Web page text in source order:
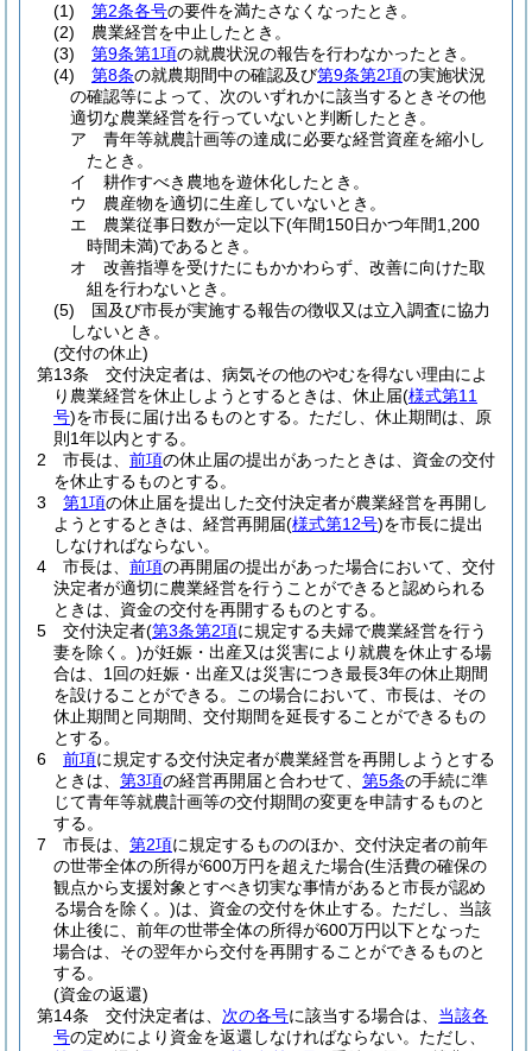
(1)
第2条各号の要件を満たさなくなったとき。
(2)
農業経営を中止したとき。
(3)
第9条第1項の就農状況の報告を行わなかったとき。
(4)
第8条の就農期間中の確認及び第9条第2項の実施状況
の確認等によって、次のいずれかに該当するときその他
適切な農業経営を行っていないと判断したとき。
ア
青年等就農計画等の達成に必要な経営資産を縮小し
たとき。
イ
耕作すべき農地を遊休化したとき。
ウ
農産物を適切に生産していないとき。
エ
農業従事日数が一定以下(年間150日かつ年間1,200
時間未満)であるとき。
オ
改善指導を受けたにもかかわらず、改善に向けた取
組を行わないとき。
(5)
国及び市長が実施する報告の徴収又は立入調査に協力
しないとき。
(交付の休止)
第13条
交付決定者は、病気その他のやむを得ない理由によ
り農業経営を休止しようとするときは、休止届(様式第11
号)を市長に届け出るものとする。 ただし、休止期間は、原
則1年以内とする。
2
市長は、 前項の休止届の提出があったときは、資金の交付
を休止するものとする。
3
第1項の休止届を提出した交付決定者が農業経営を再開し
ようとするときは、経営再開届(様式第12号)を市長に提出
しなければならない。
4
市長は、 前項の再開届の提出があった場合において、交付
決定者が適切に農業経営を行うことができると認められる
ときは、資金の交付を再開するものとする。
5
交付決定者(第3条第2項に規定する夫婦で農業経営を行う
妻を除く。)が妊娠・出産又は災害により就農を休止する場
合は、1回の妊娠・出産又は災害につき最長3年の休止期間
を設けることができる。
この場合において、市長は、その
休止期間と同期間、交付期間を延長することができるもの
とする。
6
前項に規定する交付決定者が農業経営を再開しようとする
ときは、 第3項の経営再開届と合わせて、 第5条の手続に準
じて青年等就農計画等の交付期間の変更を申請するものと
する。
7
市長は、 第2項に規定するもののほか、交付決定者の前年
の世帯全体の所得が600万円を超えた場合(生活費の確保の
観点から支援対象とすべき切実な事情があると市長が認め
る場合を除く。)は、資金の交付を休止する。 ただし、当該
休止後に、前年の世帯全体の所得が600万円以下となった
場合は、その翌年から交付を再開することができるものと
する。
(資金の返還)
第14条
交付決定者は、 次の各号に該当する場合は、 当該各
号の定めにより資金を返還しなければならない。 ただし、